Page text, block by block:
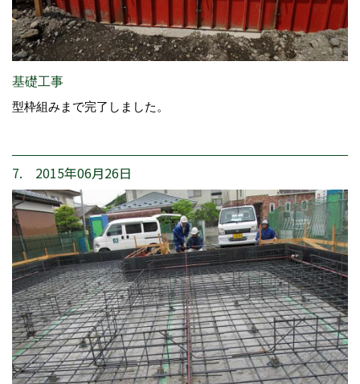
基礎工事
型枠組みまで完了しました。
7. 2015年06月26日